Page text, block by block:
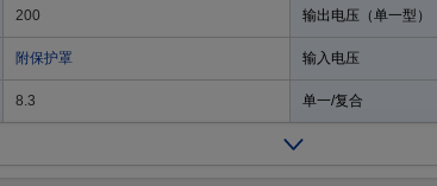
200 输出电压（单一型）
附保护罩 输入电压
8.3 单一/复合